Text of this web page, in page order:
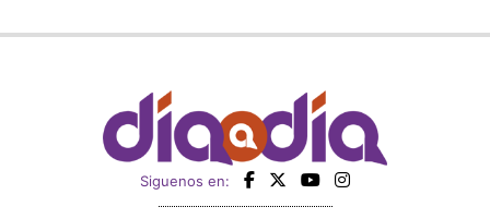
Siguenos en: